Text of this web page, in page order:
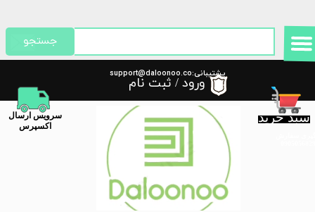
پشتیبانی:support@daloonoo.co
m
سبد خرید
​سرویس ارسال
اکسپرس
جستجو
ورود / ثبت نام
حساب کاربری من
تغییر گذر واژه
سفارشات
خروج از حساب کاربری